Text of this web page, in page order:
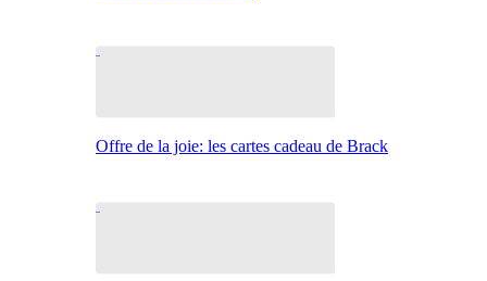
Offre de la joie: les cartes cadeau de Brack